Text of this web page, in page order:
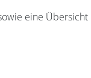
eine